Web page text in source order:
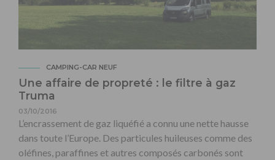
CAMPING-CAR NEUF
Une affaire de propreté : le filtre à gaz
Truma
03/10/2016
L’encrassement de gaz liquéfié a connu une nette hausse
dans toute l’Europe. Des particules huileuses comme des
oléfines, paraffines et autres composés carbonés sont